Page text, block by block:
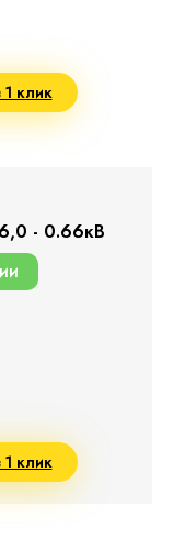
1 клик
- 0.66кВ
1 клик